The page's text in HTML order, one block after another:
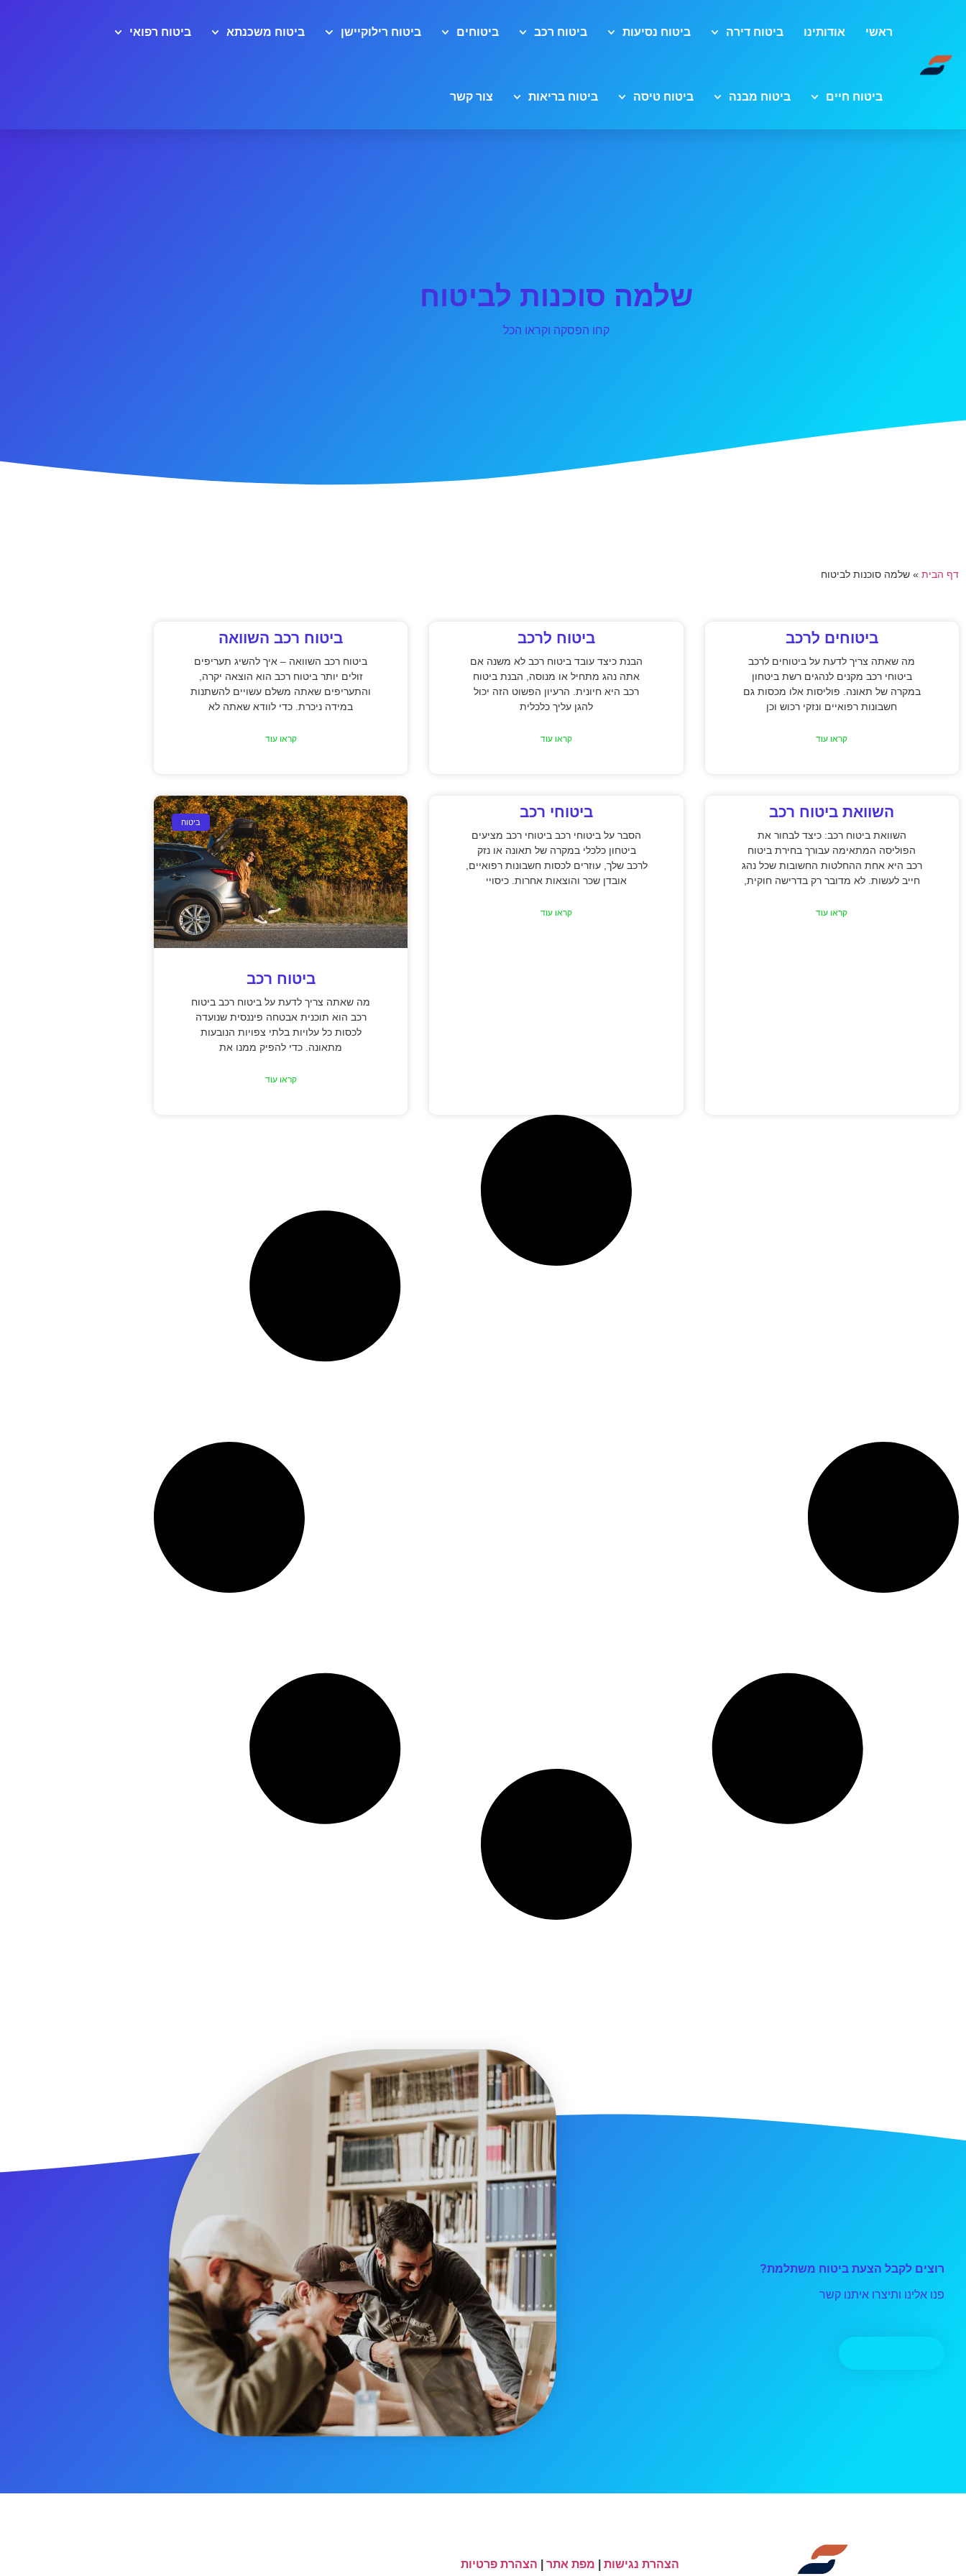
ראשי אודותינו ביטוח דירה ביטוח נסיעות ביטוח רכב ביטוחים ביטוח רילוקיישן ביטוח משכנתא ביטוח רפואי
ביטוח חיים ביטוח מבנה ביטוח טיסה ביטוח בריאות צור קשר
שלמה סוכנות לביטוח
קחו הפסקה וקראו הכל
דף הבית » שלמה סוכנות לביטוח
ביטוחים לרכב
מה שאתה צריך לדעת על ביטוחים לרכב
ביטוחי רכב מקנים לנהגים רשת ביטחון
במקרה של תאונה. פוליסות אלו מכסות גם
חשבונות רפואיים ונזקי רכוש וכן
קראו עוד
ביטוח לרכב
הבנת כיצד עובד ביטוח רכב לא משנה אם
אתה נהג מתחיל או מנוסה, הבנת ביטוח
רכב היא חיונית. הרעיון הפשוט הזה יכול
להגן עליך כלכלית
קראו עוד
ביטוח רכב השוואה
ביטוח רכב השוואה – איך להשיג תעריפים
זולים יותר ביטוח רכב הוא הוצאה יקרה,
והתעריפים שאתה משלם עשויים להשתנות
במידה ניכרת. כדי לוודא שאתה לא
קראו עוד
השוואת ביטוח רכב
השוואת ביטוח רכב: כיצד לבחור את
הפוליסה המתאימה עבורך בחירת ביטוח
רכב היא אחת ההחלטות החשובות שכל נהג
חייב לעשות. לא מדובר רק בדרישה חוקית,
קראו עוד
ביטוחי רכב
הסבר על ביטוחי רכב ביטוחי רכב מציעים
ביטחון כלכלי במקרה של תאונה או נזק
לרכב שלך, עוזרים לכסות חשבונות רפואיים,
אובדן שכר והוצאות אחרות. כיסויי
קראו עוד
ביטוח
ביטוח רכב
מה שאתה צריך לדעת על ביטוח רכב ביטוח
רכב הוא תוכנית אבטחה פיננסית שנועדה
לכסות כל עלויות בלתי צפויות הנובעות
מתאונה. כדי להפיק ממנו את
קראו עוד
רוצים לקבל הצעת ביטוח משתלמת?
פנו אלינו ותיצרו איתנו קשר
הצהרת נגישות מפת אתר הצהרת פרטיות